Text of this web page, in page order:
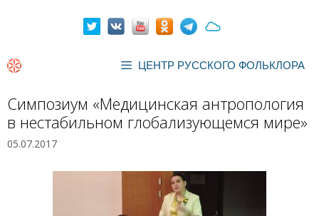
ЦЕНТР РУССКОГО ФОЛЬКЛОРА
Симпозиум «Медицинская антропология
в нестабильном глобализующемся мире»
05.07.2017